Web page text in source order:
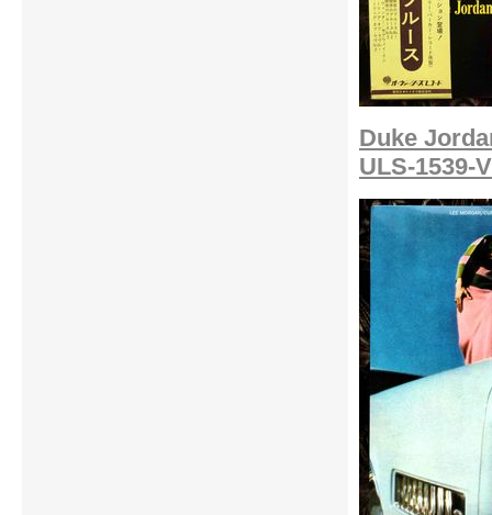
Duke
ULS-1539-